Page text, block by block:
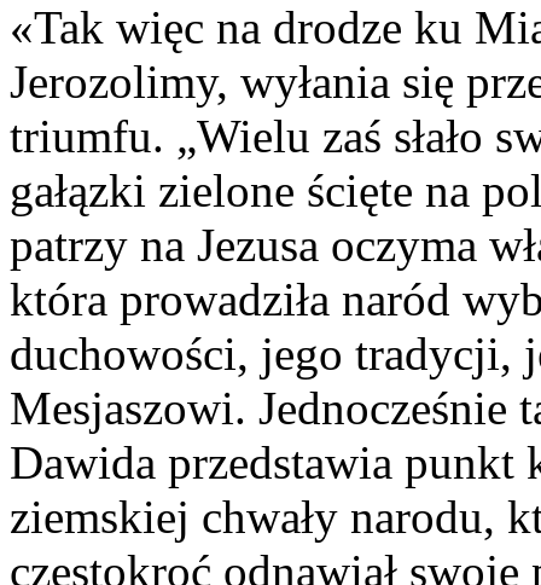
«Tak więc na drodze ku
Jerozolimy, wyłania się
triumfu. „Wielu zaś słało
gałązki zielone ścięte na
patrzy na Jezusa oczyma
która prowadziła naród
duchowości, jego tradycji,
Mesjaszowi. Jednocześnie
Dawida przedstawia
ziemskiej chwały narodu,
częstokroć odnawiał